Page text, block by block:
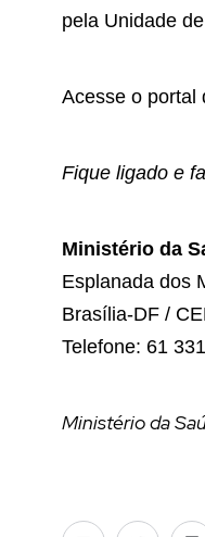
pela Unidade
Acesse o portal
Fique ligado e
Ministério da
Esplanada dos
Brasília-DF /
Telefone: 61
Ministério da